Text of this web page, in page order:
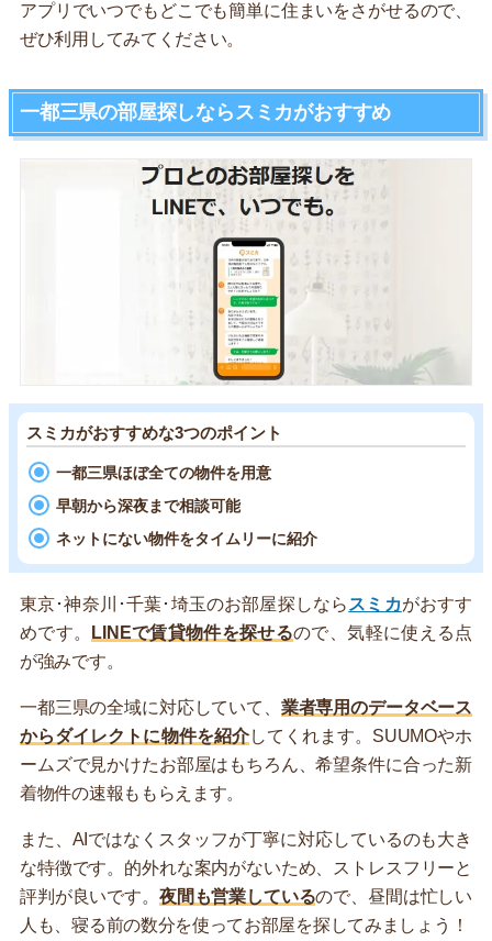
アプリでいつでもどこでも簡単に住まいをさがせるので、
ぜひ利用してみてください。
一都三県の部屋探しならスミカがおすすめ
スミカがおすすめな3つのポイント
一都三県ほぼ全ての物件を用意
早朝から深夜まで相談可能
ネットにない物件をタイムリーに紹介
東京･神奈川･千葉･埼玉のお部屋探しなら スミカがおすす
めです。
LINEで賃貸物件を探せるので、気軽に使える点
が強みです。
一都三県の全域に対応していて、 業者専用のデータベース
からダイレクトに物件を紹介してくれます。SUUMOやホ
ームズで見かけたお部屋はもちろん、希望条件に合った新
着物件の速報ももらえます。
また、AIではなくスタッフが丁寧に対応しているのも大き
な特徴です。的外れな案内がないため、ストレスフリーと
評判が良いです。 夜間も営業しているので、昼間は忙しい
人も、寝る前の数分を使ってお部屋を探してみましょう！